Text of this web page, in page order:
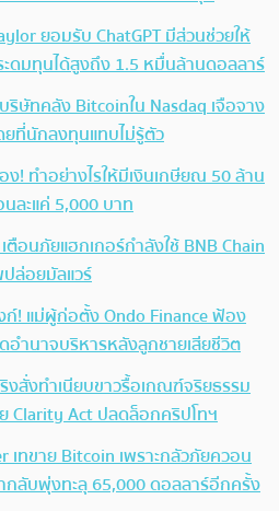
ยอมรับ ChatGPT มีส่วนช่วยให้
ดมทุนได้สูงถึง 1.5 หมื่นล้านดอลลาร์
ษัทคลัง Bitcoinใน Nasdaq เจือจาง
ยที่นักลงทุนแทบไม่รู้ตัว
ง! ทำอย่างไรให้มีเงินเกษียณ 50 ล้าน
นละแค่ 5,000 บาท
ตือนภัยแฮกเกอร์กำลังใช้ BNB Chain
ล่อยมัลแวร์
! แม่ผู้ก่อตั้ง Ondo Finance ฟ้อง
อำนาจบริหารหลังลูกชายเสียชีวิต
ง สั่งทำเนียบขาวรื้อเกณฑ์จริยธรรม
Clarity Act ปลดล็อกคริปโทฯ
เทขาย Bitcoin เพราะกลัวภัยควอน
กลับพุ่งทะลุ 65,000 ดอลลาร์อีกครั้ง